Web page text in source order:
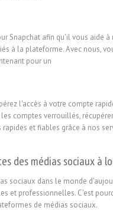
Snapchat afin qu'il vous aide
à la plateforme. Avec nous,
pour un
l'accès à votre compte
comptes verrouillés,
et fiables grâce à nos
des médias sociaux à
sociaux dans le monde
et professionnelles. C'est
de médias sociaux.